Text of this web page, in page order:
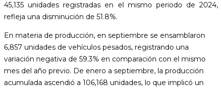
45,135 unidades registradas en el mismo periodo de 2024,
refleja una disminución de 51.8%.
En materia de producción, en septiembre se ensamblaron
6,857 unidades de vehículos pesados, registrando una
variación negativa de 59.3% en comparación con el mismo
mes del año previo. De enero a septiembre, la producción
acumulada ascendió a 106,168 unidades, lo que implicó un